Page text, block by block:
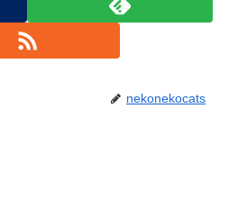
nekonekocats